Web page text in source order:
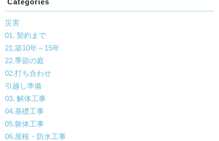
Categories
災害
01. 契約まで
21.築10年～15年
22.季節の庭
02.打ち合わせ
引越し準備
03. 解体工事
04.基礎工事
05.躯体工事
06.屋根・防水工事